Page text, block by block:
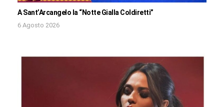
A Sant’Arcangelo la “Notte Gialla Coldiretti”
6 Agosto 2026